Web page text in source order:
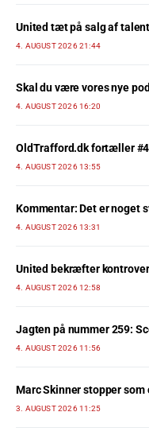
United tæt på salg af
4. AUGUST 2026 21:44
Skal du være vores nye
4. AUGUST 2026 16:20
OldTrafford.dk fortæller
4. AUGUST 2026 13:55
Kommentar: Det er noget
4. AUGUST 2026 13:31
United bekræfter
4. AUGUST 2026 12:58
Jagten på nummer 259:
4. AUGUST 2026 11:56
Marc Skinner stopper
3. AUGUST 2026 11:25